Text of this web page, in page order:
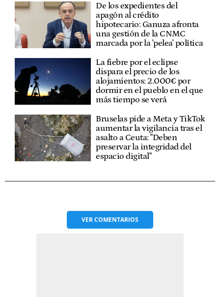
De los expedientes del
apagón al crédito
hipotecario: Ganuza afronta
una gestión de la CNMC
marcada por la 'pelea' política
La fiebre por el eclipse
dispara el precio de los
alojamientos: 2.000€ por
dormir en el pueblo en el que
más tiempo se verá
Bruselas pide a Meta y TikTok
aumentar la vigilancia tras el
asalto a Ceuta: "Deben
preservar la integridad del
espacio digital"
VERCOMENTARIOS